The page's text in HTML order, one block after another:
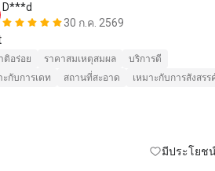
D***d
30 ก.ค. 2569
ติอร่อย ราคาสมเหตุสมผล
บริการดี
ะกับการเดท
สถานที่สะอาด เหมาะกับการสังสรร
มีประโยช